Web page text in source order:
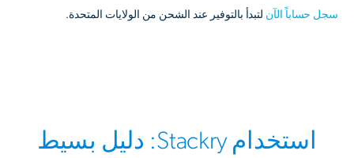
سجل حساباً الآن لتبدأ بالتوفير عند الشحن من الولايات المتحدة.
استخدام Stackry: دليل بسيط